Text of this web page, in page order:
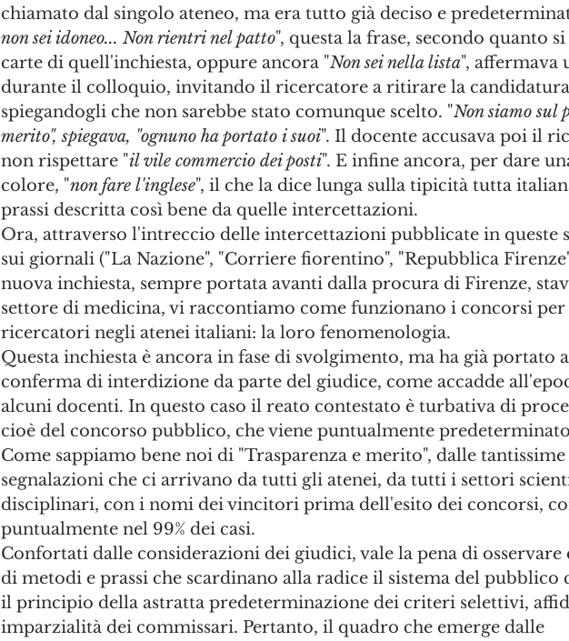
chiamato dal singolo ateneo, ma era tutto già deciso e
non sei idoneo... Non rientri nel patto", questa la frase, secondo quanto
carte di quell'inchiesta, oppure ancora "Non sei nella lista", affermava
durante il colloquio, invitando il ricercatore a ritirare la candidatura
spiegandogli che non sarebbe stato comunque scelto. "Non siamo sul
merito", spiegava, "ognuno ha portato i suoi". Il docente accusava poi il
non rispettare "il vile commercio dei posti". E infine ancora, per dare
colore, "non fare l'inglese", il che la dice lunga sulla tipicità tutta
prassi descritta così bene da quelle intercettazioni.
Ora, attraverso l'intreccio delle intercettazioni pubblicate in queste
sui giornali ("La Nazione", "Corriere fiorentino", "Repubblica
nuova inchiesta, sempre portata avanti dalla procura di Firenze,
settore di medicina, vi raccontiamo come funzionano i concorsi per
ricercatori negli atenei italiani: la loro fenomenologia.
Questa inchiesta è ancora in fase di svolgimento, ma ha già portato
conferma di interdizione da parte del giudice, come accadde
alcuni docenti. In questo caso il reato contestato è turbativa di
cioè del concorso pubblico, che viene puntualmente
Come sappiamo bene noi di "Trasparenza e merito", dalle tantissime
segnalazioni che ci arrivano da tutti gli atenei, da tutti i settori
disciplinari, con i nomi dei vincitori prima dell'esito dei concorsi,
puntualmente nel 99% dei casi.
Confortati dalle considerazioni dei giudici, vale la pena di osservare
di metodi e prassi che scardinano alla radice il sistema del pubblico
il principio della astratta predeterminazione dei criteri selettivi,
imparzialità dei commissari. Pertanto, il quadro che emerge dalle